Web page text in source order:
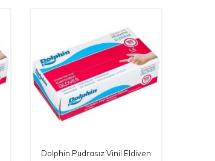
Dolphin Pudrasız Vinil Eldiven